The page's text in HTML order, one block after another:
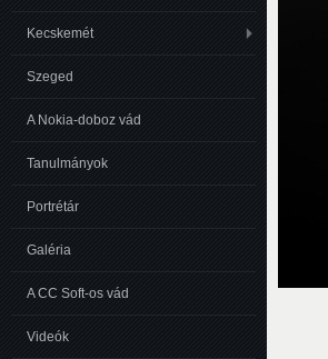
Kecskemét
Szeged
A Nokia-doboz vád
Tanulmányok
Portrétár
Galéria
A CC Soft-os vád
Videók